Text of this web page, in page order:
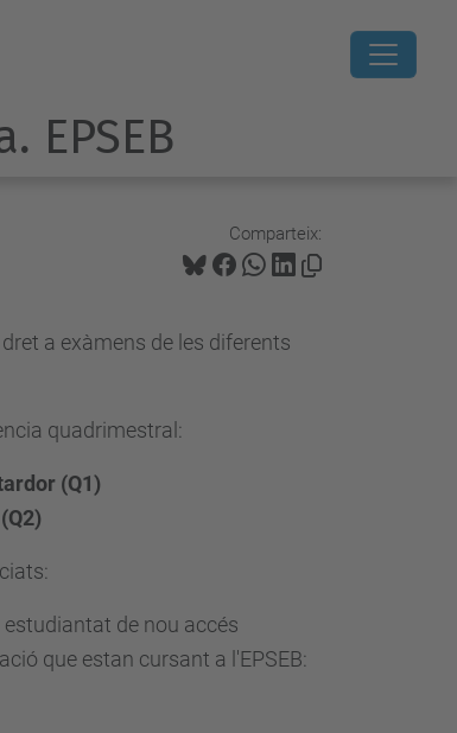
EPSEB
Comparteix:
a exàmens de les diferents
quadrimestral:
(Q1)
de nou accés
que estan cursant a l'EPSEB: